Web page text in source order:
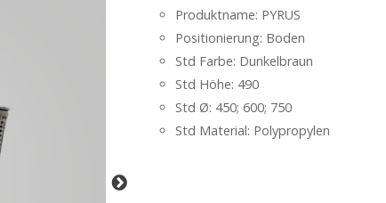
Produktname: PYRUS
Positionierung: Boden
Std Farbe: Dunkelbraun
Std Höhe: 490
Std Ø: 450; 600; 750
Std Material: Polypropylen